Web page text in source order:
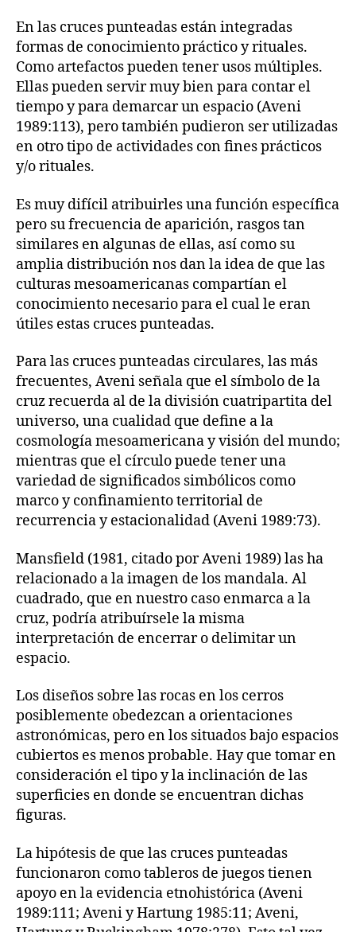
En las cruces punteadas están integradas
formas de conocimiento práctico y rituales.
Como artefactos pueden tener usos múltiples.
Ellas pueden servir muy bien para contar el
tiempo y para demarcar un espacio (Aveni
1989:113), pero también pudieron ser utilizadas
en otro tipo de actividades con fines prácticos
y/o rituales.
Es muy difícil atribuirles una función específica
pero su frecuencia de aparición, rasgos tan
similares en algunas de ellas, así como su
amplia distribución nos dan la idea de que las
culturas mesoamericanas compartían el
conocimiento necesario para el cual le eran
útiles estas cruces punteadas.
Para las cruces punteadas circulares, las más
frecuentes, Aveni señala que el símbolo de la
cruz recuerda al de la división cuatripartita del
universo, una cualidad que define a la
cosmología mesoamericana y visión del mundo;
mientras que el círculo puede tener una
variedad de significados simbólicos como
marco y confinamiento territorial de
recurrencia y estacionalidad (Aveni 1989:73).
Mansfield (1981, citado por Aveni 1989) las ha
relacionado a la imagen de los mandala. Al
cuadrado, que en nuestro caso enmarca a la
cruz, podría atribuírsele la misma
interpretación de encerrar o delimitar un
espacio.
Los diseños sobre las rocas en los cerros
posiblemente obedezcan a orientaciones
astronómicas, pero en los situados bajo espacios
cubiertos es menos probable. Hay que tomar en
consideración el tipo y la inclinación de las
superficies en donde se encuentran dichas
figuras.
La hipótesis de que las cruces punteadas
funcionaron como tableros de juegos tienen
apoyo en la evidencia etnohistórica (Aveni
1989:111; Aveni y Hartung 1985:11; Aveni,